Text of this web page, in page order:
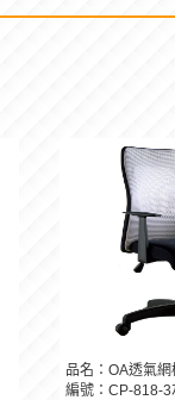
品名：OA透氣網
編號：CP-818-3